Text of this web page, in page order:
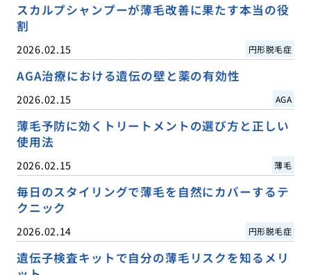
スカルプシャンプーが薄毛改善に果たす本当の役
割
2026.02.15 円形脱毛症
AGA治療における遺伝の壁と薬の有効性
2026.02.15 AGA
薄毛予防に効くトリートメントの選び方と正しい
使用法
2026.02.15 薄毛
毎日のスタイリングで薄毛を自然にカバーするテ
クニック
2026.02.14 円形脱毛症
遺伝子検査キットで自分の薄毛リスクを知るメリ